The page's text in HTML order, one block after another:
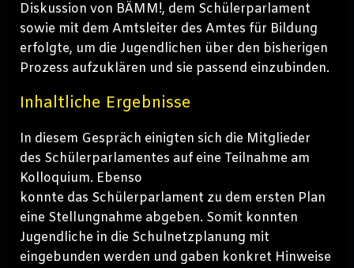
Diskussion von BÄMM!, dem Schülerparlament
sowie mit dem Amtsleiter des Amtes für Bildung
erfolgte, um die Jugendlichen über den bisherigen
Prozess aufzuklären und sie passend einzubinden.
Inhaltliche Ergebnisse
In diesem Gespräch einigten sich die Mitglieder
des Schülerparlamentes auf eine Teilnahme am
Kolloquium. Ebenso
konnte das Schülerparlament zu dem ersten Plan
eine Stellungnahme abgeben. Somit konnten
Jugendliche in die Schulnetzplanung mit
eingebunden werden und gaben konkret Hinweise